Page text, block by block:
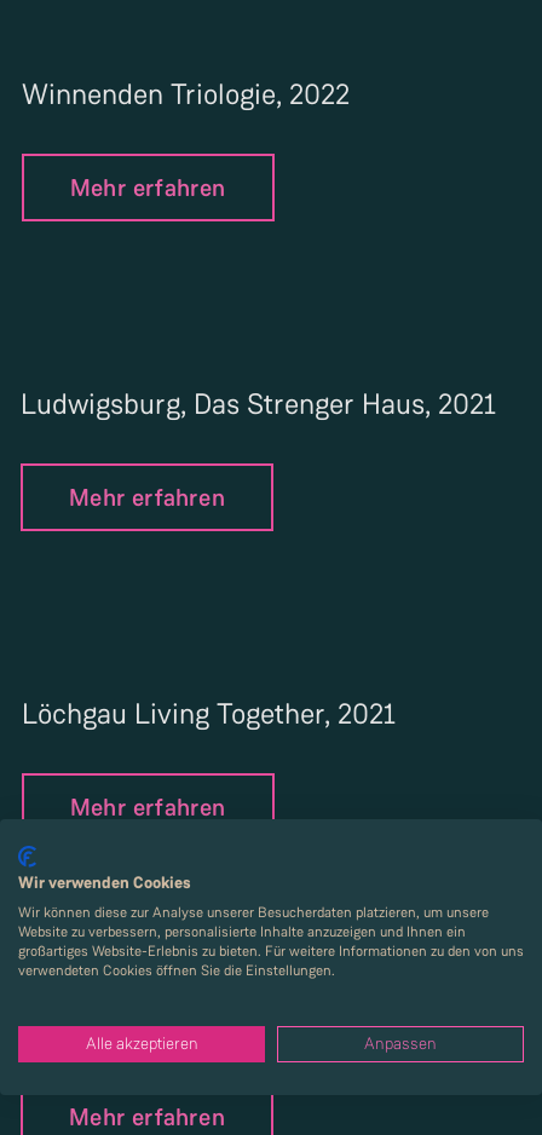
Winnenden Triologie, 2022
Mehr erfahren
Ludwigsburg, Das Strenger Haus, 2021
Mehr erfahren
Löchgau Living Together, 2021
Mehr erfahren
Kirchheim City Cube, 2021
Mehr erfahren
Wir verwenden Cookies
Wir können diese zur Analyse unserer Besucherdaten platzieren, um unsere
Website zu verbessern, personalisierte Inhalte anzuzeigen und Ihnen ein
großartiges Website-Erlebnis zu bieten. Für weitere Informationen zu den von uns
verwendeten Cookies öffnen Sie die Einstellungen.
Alle akzeptieren Anpassen